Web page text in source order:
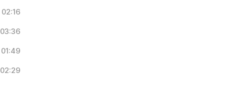
02:16
03:36
01:49
02:29